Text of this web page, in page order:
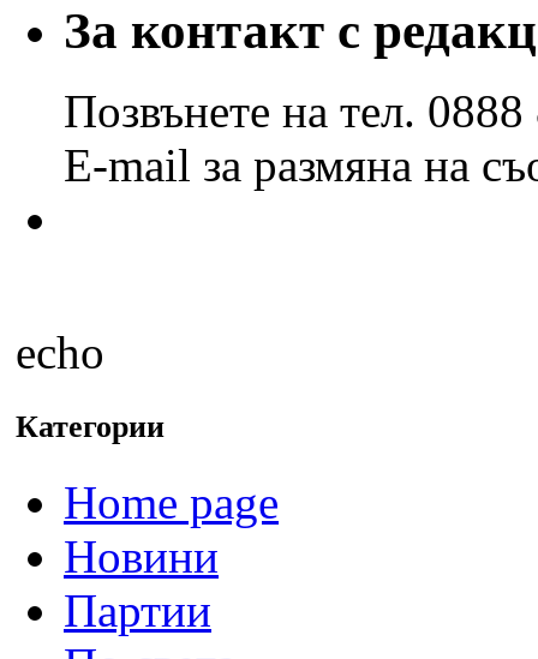
и
месеци
За контакт с
Позвънете на тел.
E-mail за размяна на
echo
Категории
Home page
Новини
Партии